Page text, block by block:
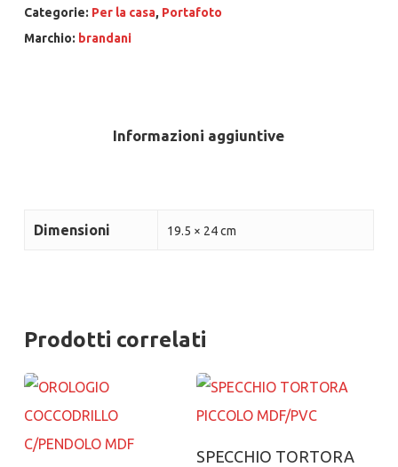
Categorie: Per la casa, Portafoto
Marchio: brandani
Informazioni aggiuntive
Dimensioni 19.5 × 24 cm
Prodotti correlati
Aggiungi al carrello
SPECCHIO TORTORA